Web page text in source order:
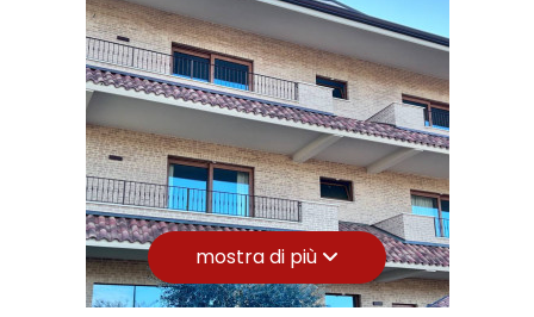
Riscaldamento: Autonomo
mostra di più
Camere
minime
Qualsiasi